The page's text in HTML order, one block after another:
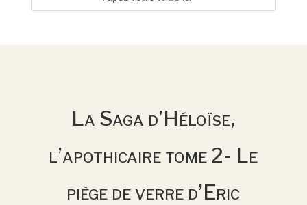
La Saga d’Héloïse,
l’apothicaire tome 2- Le
piège de verre d’Eric